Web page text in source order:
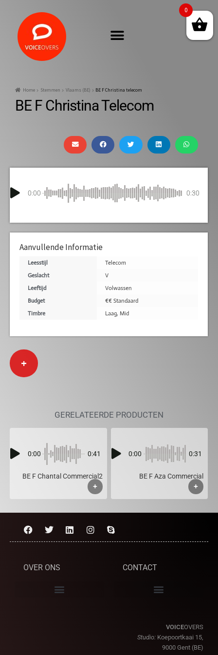
Home Stemmen Vlaams (BE) BE F Christina telecom
BE F Christina Telecom
0:00 0:30
Aanvullende Informatie
Leesstijl
Telecom
Geslacht
V
Leeftijd
Volwassen
Budget
€€ Standaard
Timbre
Laag, Mid
+
GERELATEERDE PRODUCTEN
0:00 0:41
BE F Chantal Commercial2
+
0:00 0:31
BE F Aza Commercial
+
OVER ONS CONTACT
VOICEOVERS
Studio: Koepoortkaai 15,
9000 Gent (BE)
0